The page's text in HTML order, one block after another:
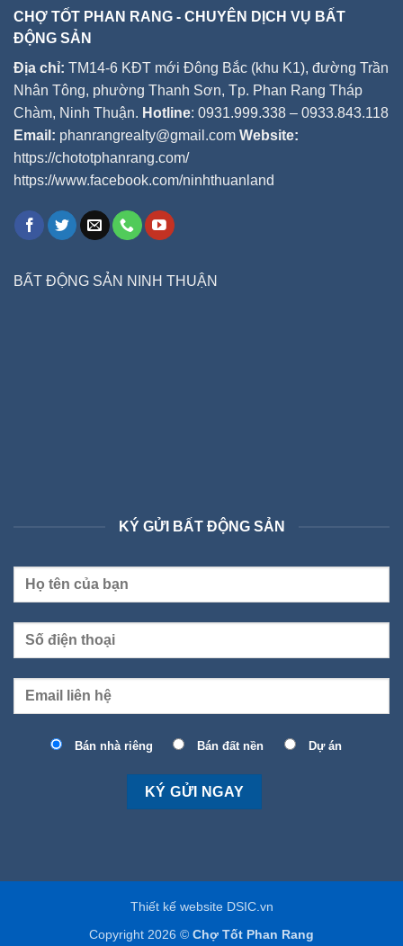
CHỢ TỐT PHAN RANG - CHUYÊN DỊCH VỤ BẤT
ĐỘNG SẢN
Địa chỉ: TM14-6 KĐT mới Đông Bắc (khu K1), đường Trần
Nhân Tông, phường Thanh Sơn, Tp. Phan Rang Tháp
Chàm, Ninh Thuận. Hotline: 0931.999.338 – 0933.843.118
Email: phanrangrealty@gmail.com Website:
https://chototphanrang.com/
https://www.facebook.com/ninhthuanland
BẤT ĐỘNG SẢN NINH THUẬN
KÝ GỬI BẤT ĐỘNG SẢN
Bán nhà riêng Bán đất nền Dự án
Thiết kế website DSIC.vn
Copyright 2026 © Chợ Tốt Phan Rang